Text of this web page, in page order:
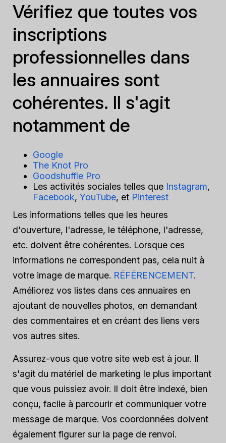
Vérifiez que toutes vos
inscriptions
professionnelles dans
les annuaires sont
cohérentes. Il s'agit
notamment de
Google
The Knot Pro
Goodshuffle Pro
Les activités sociales telles que Instagram,
Facebook, YouTube, et Pinterest
Les informations telles que les heures
d'ouverture, l'adresse, le téléphone, l'adresse,
etc. doivent être cohérentes. Lorsque ces
informations ne correspondent pas, cela nuit à
votre image de marque. RÉFÉRENCEMENT.
Améliorez vos listes dans ces annuaires en
ajoutant de nouvelles photos, en demandant
des commentaires et en créant des liens vers
vos autres sites.
Assurez-vous que votre site web est à jour. Il
s'agit du matériel de marketing le plus important
que vous puissiez avoir. Il doit être indexé, bien
conçu, facile à parcourir et communiquer votre
message de marque. Vos coordonnées doivent
également figurer sur la page de renvoi.